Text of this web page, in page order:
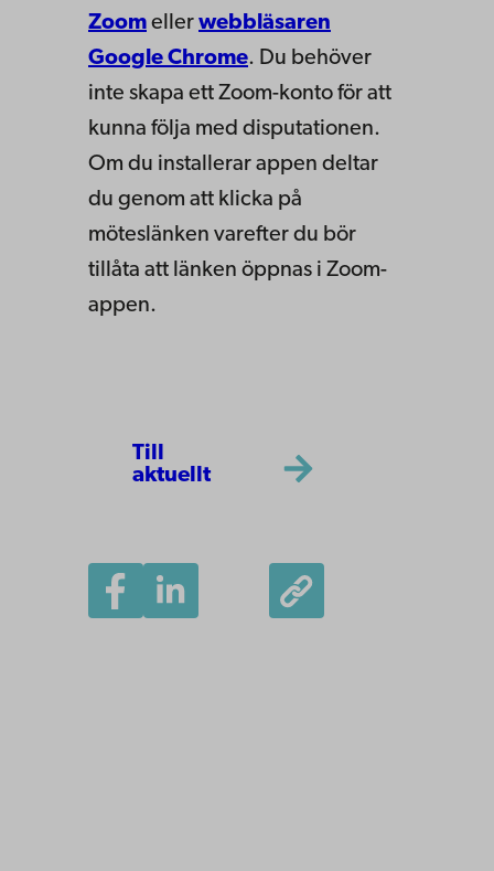
Zoom eller webbläsaren
Google Chrome. Du behöver
inte skapa ett Zoom-konto för att
kunna följa med disputationen.
Om du installerar appen deltar
du genom att klicka på
möteslänken varefter du bör
tillåta att länken öppnas i Zoom-
appen.
Till
aktuellt